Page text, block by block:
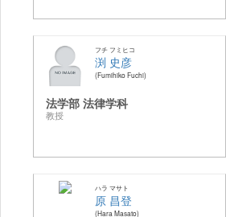
フチ フミヒコ
渕 史彦
Fumihiko Fuchi
法学部 法律学科
教授
ハラ マサト
原 昌登
Hara Masato